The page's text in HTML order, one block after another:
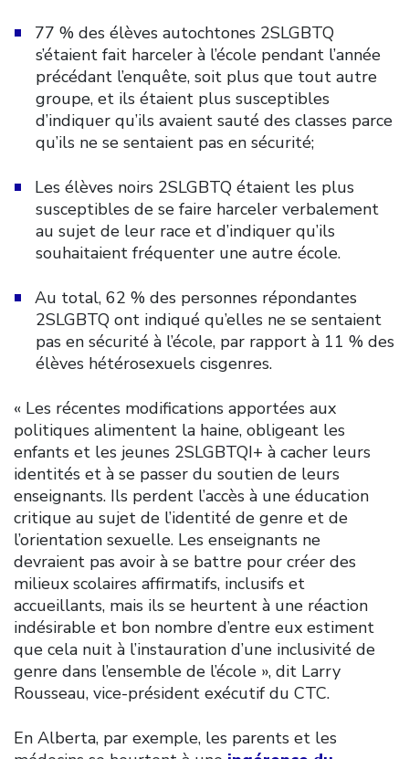
77 % des élèves autochtones 2SLGBTQ
s’étaient fait harceler à l’école pendant l’année
précédant l’enquête, soit plus que tout autre
groupe, et ils étaient plus susceptibles
d’indiquer qu’ils avaient sauté des classes parce
qu’ils ne se sentaient pas en sécurité;
Les élèves noirs 2SLGBTQ étaient les plus
susceptibles de se faire harceler verbalement
au sujet de leur race et d’indiquer qu’ils
souhaitaient fréquenter une autre école.
Au total, 62 % des personnes répondantes
2SLGBTQ ont indiqué qu’elles ne se sentaient
pas en sécurité à l’école, par rapport à 11 % des
élèves hétérosexuels cisgenres.
« Les récentes modifications apportées aux
politiques alimentent la haine, obligeant les
enfants et les jeunes 2SLGBTQI+ à cacher leurs
identités et à se passer du soutien de leurs
enseignants. Ils perdent l’accès à une éducation
critique au sujet de l’identité de genre et de
l’orientation sexuelle. Les enseignants ne
devraient pas avoir à se battre pour créer des
milieux scolaires affirmatifs, inclusifs et
accueillants, mais ils se heurtent à une réaction
indésirable et bon nombre d’entre eux estiment
que cela nuit à l’instauration d’une inclusivité de
genre dans l’ensemble de l’école », dit Larry
Rousseau, vice-président exécutif du CTC.
En Alberta, par exemple, les parents et les